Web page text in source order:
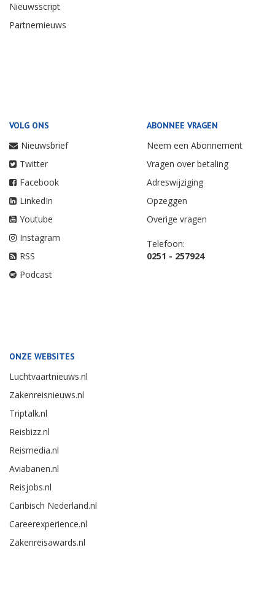
Nieuwsscript
Partnernieuws
VOLG ONS
Nieuwsbrief
Twitter
Facebook
LinkedIn
Youtube
Instagram
RSS
Podcast
ABONNEE VRAGEN
Neem een Abonnement
Vragen over betaling
Adreswijziging
Opzeggen
Overige vragen
Telefoon:
0251 - 257924
ONZE WEBSITES
Luchtvaartnieuws.nl
Zakenreisnieuws.nl
Triptalk.nl
Reisbizz.nl
Reismedia.nl
Aviabanen.nl
Reisjobs.nl
Caribisch Nederland.nl
Careerexperience.nl
Zakenreisawards.nl